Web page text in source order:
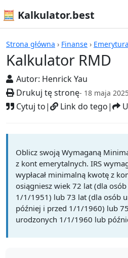
🧮 Kalkulator.best
Strona główna › Finanse › Emerytura
Kalkulator RMD
Autor: Henrick Yau
Drukuj tę stronę- 18 maja
Cytuj to| Link do tego|
Kalkulatory
Oblicz swoją Wymaganą
z kont emerytalnych. IRS
wypłacał minimalną kwotę z
osiągniesz wiek 72 lat (dla
1/1/1951) lub 73 lat (dla osób
później i przed 1/1/1960) lub
urodzonych 1/1/1960 lub